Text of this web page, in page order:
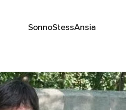
SonnoStessAnsia